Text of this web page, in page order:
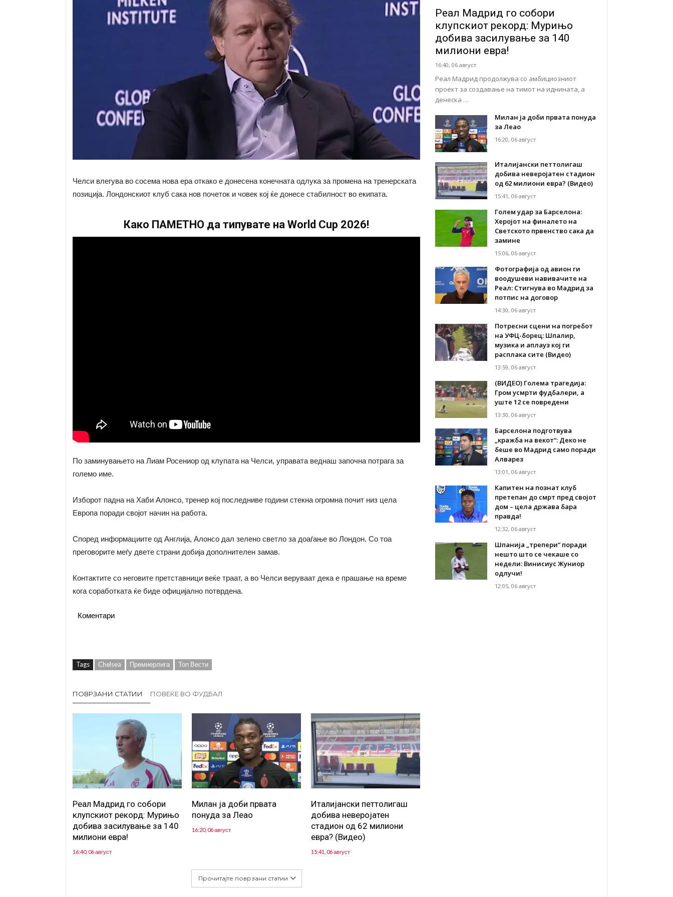
Челси влегува во сосема нова ера откако е донесена конечната одлука за промена на тренерската
позиција. Лондонскиот клуб сака нов почеток и човек кој ќе донесе стабилност во екипата.
Како ПАМЕТНО да типувате на World Cup 2026!
По заминувањето на Лиам Росениор од клупата на Челси, управата веднаш започна потрага за
големо име.
Изборот падна на Хаби Алонсо, тренер кој последниве години стекна огромна почит низ цела
Европа поради својот начин на работа.
Според информациите од Англија, Алонсо дал зелено светло за доаѓање во Лондон. Со тоа
преговорите меѓу двете страни добија дополнителен замав.
Контактите со неговите претставници веќе траат, а во Челси веруваат дека е прашање на време
кога соработката ќе биде официјално потврдена.
Коментари
Tags Chelsea Премиерлига Топ Вести
ПОВРЗАНИ СТАТИИ ПОВЕЌЕ ВО ФУДБАЛ
Реал Мадрид го собори
клупскиот рекорд: Мурињо
добива засилување за 140
милиони евра!
16:40, 06 август
Милан ја доби првата
понуда за Леао
16:20, 06 август
Италијански петтолигаш
добива неверојатен
стадион од 62 милиони
евра? (Видео)
15:41, 06 август
Прочитајте поврзани статии
Реал Мадрид го собори
клупскиот рекорд: Мурињо
добива засилување за 140
милиони евра!
16:40, 06 август
Реал Мадрид продолжува со амбициозниот
проект за создавање на тимот на иднината, а
денеска …
Милан ја доби првата понуда
за Леао
16:20, 06 август
Италијански петтолигаш
добива неверојатен стадион
од 62 милиони евра? (Видео)
15:41, 06 август
Голем удар за Барселона:
Херојот на финалето на
Светското првенство сака да
замине
15:06, 06 август
Фотографија од авион ги
воодушеви навивачите на
Реал: Стигнува во Мадрид за
потпис на договор
14:30, 06 август
Потресни сцени на погребот
на УФЦ-борец: Шпалир,
музика и аплауз кој ги
расплака сите (Видео)
13:59, 06 август
(ВИДЕО) Голема трагедија:
Гром усмрти фудбалери, а
уште 12 се повредени
13:30, 06 август
Барселона подготвува
„кражба на векот“: Деко не
беше во Мадрид само поради
Алварез
13:01, 06 август
Капитен на познат клуб
претепан до смрт пред својот
дом – цела држава бара
правда!
12:32, 06 август
Шпанија „трепери“ поради
нешто што се чекаше со
недели: Винисиус Жуниор
одлучи!
12:05, 06 август